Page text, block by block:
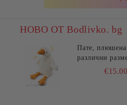
НОВО ОТ Bodlivko. bg
Пате,
различни
€15.00